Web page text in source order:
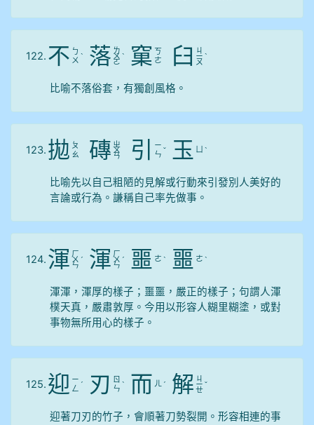
122. 不 ㄅ
ㄨ ˋ 落 ㄌ
ㄨ
ㄛ
ˋ 窠 ㄎ
ㄜ
臼 ㄐ
ㄧ
ㄡ
ˋ
比喻不落俗套，有獨創風格。
123. 拋 ㄆ
ㄠ
磚 ㄓ
ㄨ
ㄢ 引
ㄧ
ㄣ ˇ 玉 ˋ
比喻先以自己粗陋的見解或行動來引發別人美好的
言論或行為。謙稱自己率先做事。
124. 渾 ㄏ
ㄨ
ㄣ
ˊ 渾 ㄏ
ㄨ
ㄣ
ˊ 噩 ㄜ ˋ 噩 ㄜ ˋ
渾渾，渾厚的樣子；噩噩，嚴正的樣子；句謂人渾
樸天真，嚴肅敦厚。今用以形容人糊里糊塗，或對
事物無所用心的樣子。
125. 迎 ㄧ
ㄥ ˊ 刃
ㄖ
ㄣ ˋ 而 ㄦ ˊ 解 ㄐ
ㄧ
ㄝ
ˇ
迎著刀刃的竹子，會順著刀勢裂開。形容相連的事